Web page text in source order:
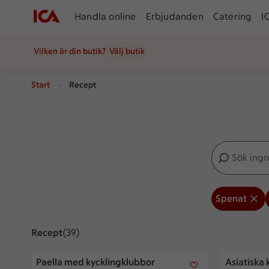
Handla online Erbjudanden Catering
Vilken är din butik? Välj butik
Start Recept
Sök
Inga förslag
Spenat
ReceptVisar 39 stycken
(39)
Paella med kycklingklubbor
Paella med kycklingklubbor
Asiatiska
Asiatiska